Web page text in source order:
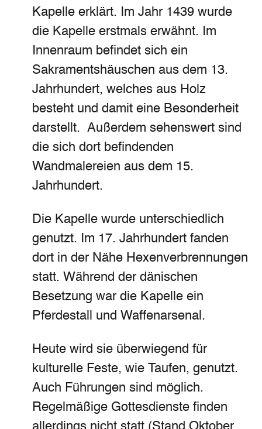
Kapelle erklärt. Im Jahr 1439 wurde
die Kapelle erstmals erwähnt. Im
Innenraum befindet sich ein
Sakramentshäuschen aus dem 13.
Jahrhundert, welches aus Holz
besteht und damit eine Besonderheit
darstellt. Außerdem sehenswert sind
die sich dort befindenden
Wandmalereien aus dem 15.
Jahrhundert.
Die Kapelle wurde unterschiedlich
genutzt. Im 17. Jahrhundert fanden
dort in der Nähe Hexenverbrennungen
statt. Während der dänischen
Besetzung war die Kapelle ein
Pferdestall und Waffenarsenal.
Heute wird sie überwiegend für
kulturelle Feste, wie Taufen, genutzt.
Auch Führungen sind möglich.
Regelmäßige Gottesdienste finden